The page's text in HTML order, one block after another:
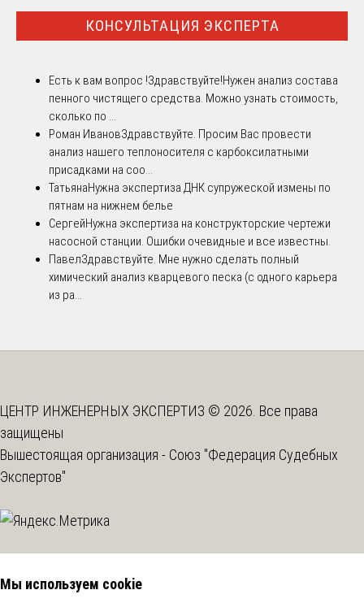
КОНСУЛЬТАЦИЯ ЭКСПЕРТА
Есть к вам вопрос !Здравствуйте!Нужен анализ состава
пенного чистящего средства. Можно узнать стоимость,
сколько по ...
Роман ИвановЗдравствуйте. Просим Вас провести
анализ нашего теплоносителя с карбоксилатными
присадками на соо...
ТатьянаНужна экспертиза ДНК супружеской измены по
пятнам на нижнем белье
СергейНужна экспертиза на конструкторские чертежи
насосной станции. Ошибки очевидные и все известны.
ПавелЗдравствуйте. Мне нужно сделать полный
химический анализ кварцевого песка (с одного карьера
из ра...
ЦЕНТР ИНЖЕНЕРНЫХ ЭКСПЕРТИЗ © 2026. Все права
защищены
Вышестоящая организация - Союз "Федерация Судебных
Экспертов"
Мы используем cookie